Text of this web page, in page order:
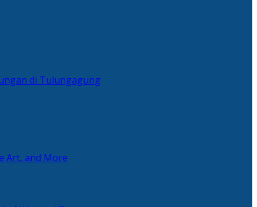
di Tulungagung
Art, and More